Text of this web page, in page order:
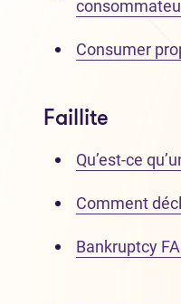
Consumer
Faillite
Qu’est-ce
Comment
Bankruptcy